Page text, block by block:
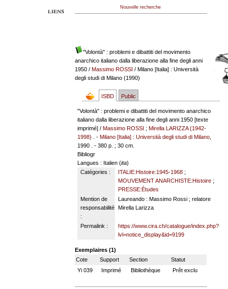
liens
Nouvelle recherche
"Volontà" : problemi e dibattiti del movimento
anarchico italiano dalla liberazione alla fine degli anni
1950/ Massimo ROSSI / Milano [Italia] : Università
degli studi di Milano (1990)
ISBD Public
"Volontà" : problemi e dibattiti del movimento anarchico
italiano dalla liberazione alla fine degli anni 1950 [texte
imprimé] /Massimo ROSSI ;Mirella LARIZZA (1942-
1998)
. -Milano [Italia] : Università degli studi di Milano
1990 . - 380 p. ; 30 cm.
Bibliogr
Langues : Italien (ita)
Catégories :
ITALIE:Histoire:1945-1968;
MOUVEMENT ANARCHISTE:Histoire;
PRESSE:Études
Mention de
responsabilité
:
Laureando : Massimo Rossi ; relatore
Mirella Larizza
Permalink :
https://www.cira.ch/catalogue/index.php?
lvl=notice_display&id=9199
Exemplaires (1)
Cote
Support Section
Statut
Yi 039
Imprimé Bibliothèque Prêt exclu